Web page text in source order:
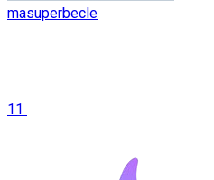
masuperbecle
11